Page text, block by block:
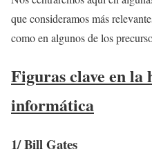
que consideramos más
como en algunos de los
Figuras clave en la
informática
1/Bill Gates